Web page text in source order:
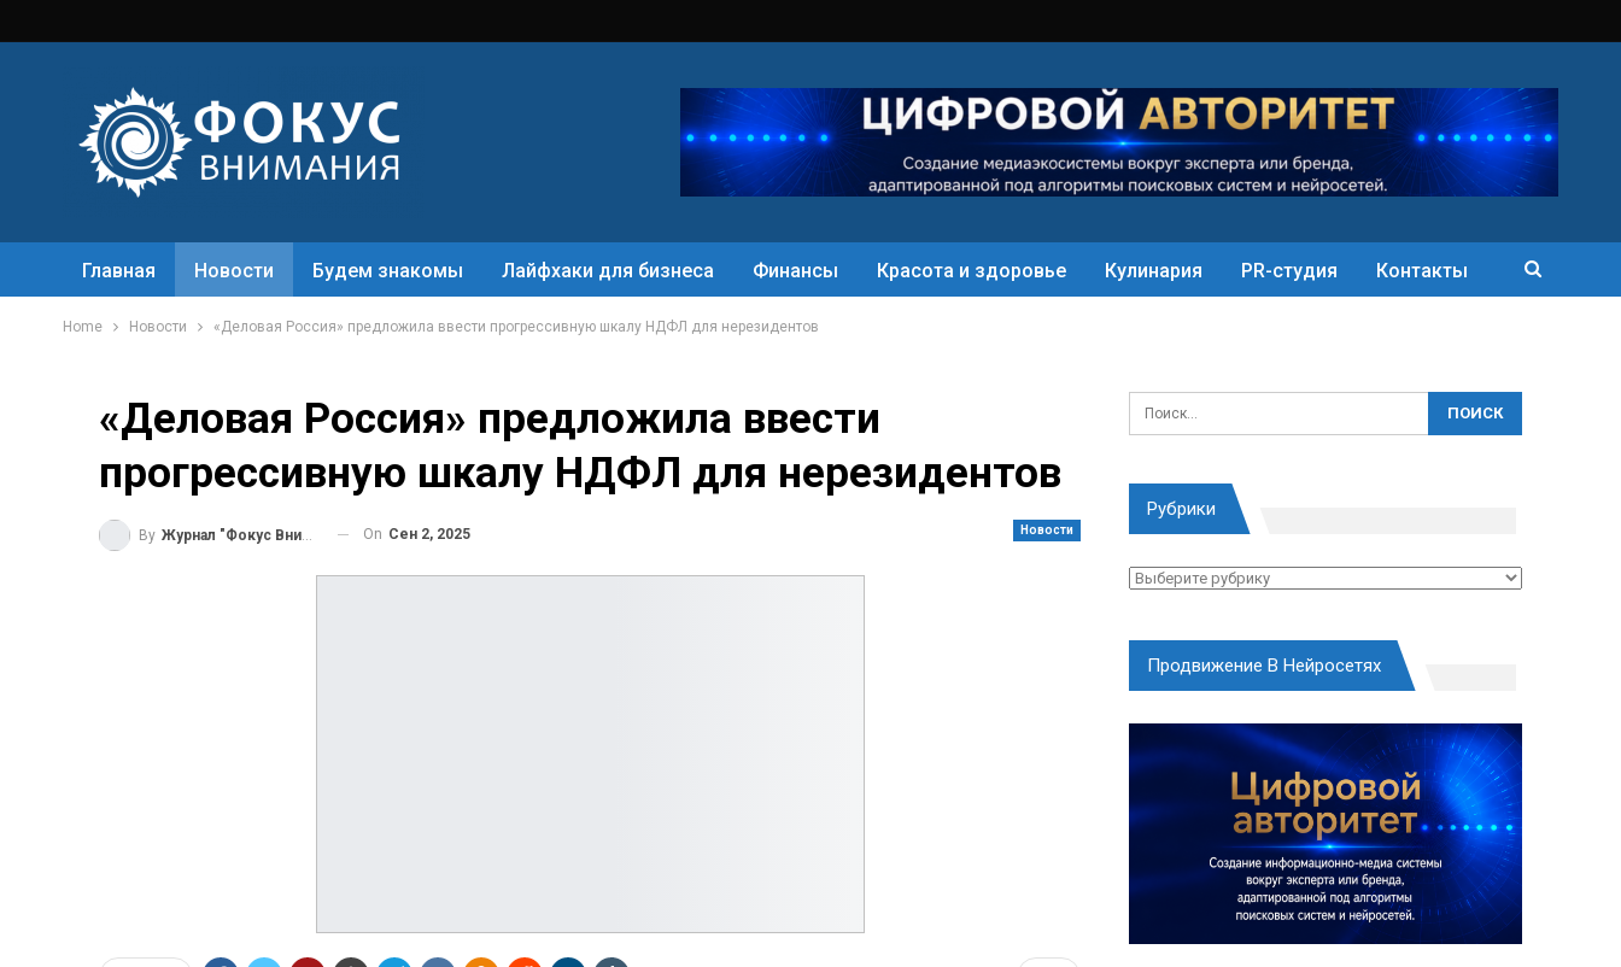
Главная Новости Будем знакомы Лайфхаки для бизнеса Финансы Красота и здоровье Кулинария PR-студия Контакты
Home Новости «Деловая Россия» предложила ввести прогрессивную шкалу НДФЛ для нерезидентов
«Деловая Россия» предложила ввести
прогрессивную шкалу НДФЛ для нерезидентов
Новости
By Журнал "Фокус Внимания" On Сен 2, 2025
Рубрики
Рубрики
Продвижение В Нейросетях